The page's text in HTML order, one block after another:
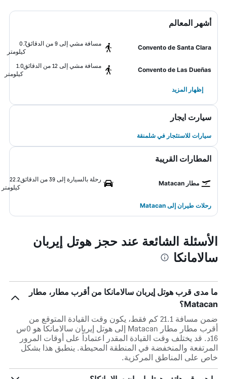
أشهر المعالم
Convento de Santa Clara
مسافة مشي إلى 9 من الدقائق
0.7
كيلومتر
Convento de Las Dueñas
مسافة مشي إلى 12 من الدقائق
1.0
كيلومتر
إظهار المزيد
سيارت ايجار
سيارات للاستئجار في شلمنقة
المطارات القريبة
مطار Matacan
رحلة بالسيارة إلى 39 من الدقائق
22.2
كيلومتر
رحلات طيران إلى Matacan
الأسئلة الشائعة عند حجز هوتل إيربان
سالامانكا
ما مدى قرب هوتل إيربان سالامانكا من أقرب مطار، مطار
Matacan؟
ضمن مسافة 21.1 كم فقط، يكون وقت القيادة المتوقع من
أقرب مطار مطار Matacan إلى هوتل إيربان سالامانكا هو 0س
16د. قد يختلف وقت القيادة المقدر اعتماداً على أوقات المرور
المرتفعة والمنخفضة في المنطقة المحيطة. ينطبق هذا بشكل
خاص على المناطق المركزية.